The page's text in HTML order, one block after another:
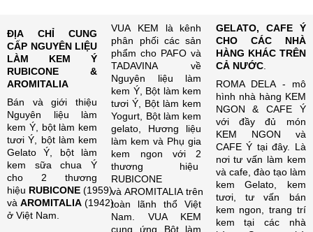
ĐỊA CHỈ CUNG
CẤP NGUYÊN LIỆU
LÀM KEM Ý
RUBICONE &
AROMITALIA
Bán và giới thiệu
Nguyên liệu làm
kem Ý, bột làm kem
tươi Ý, bột làm kem
Gelato Ý, bột làm
kem sữa chua Ý
cho 2 thương
hiệu RUBICONE (1959)
và AROMITALIA (1942)
ở Việt Nam.
VUA KEM là kênh
phân phối các sản
phẩm cho PAFO và
TADAVINA về
Nguyên liệu làm
kem Ý, Bột làm kem
tươi Ý, Bột làm kem
Yogurt, Bột làm kem
gelato, Hương liệu
làm kem và Phụ gia
kem ngon với 2
thương hiệu
RUBICONE
và AROMITALIA trên
toàn lãnh thổ Việt
Nam. VUA KEM
cung ứng Bột làm
GELATO, CAFE Ý
CHO CÁC NHÀ
HÀNG KHÁC TRÊN
CẢ NƯỚC.
ROMA DELA - mô
hình nhà hàng KEM
NGON & CAFE Ý
với đầy đủ món
KEM NGON và
CAFE Ý tại đây. Là
nơi tư vấn làm kem
và cafe, đào tạo làm
kem Gelato, kem
tươi, tư vấn bán
kem ngon, trang trí
kem tại các nhà